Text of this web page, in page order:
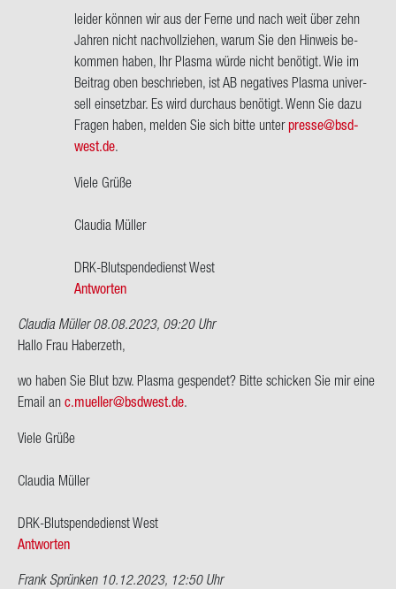
2000…
auf
Ich
hab
AB-​
negativ,
ich…
von
Hel­
Wen­
lei­der kön­nen wir aus der Ferne und nach weit über zehn
Jah­ren nicht nach­voll­zie­hen, warum Sie den Hin­weis be­
kom­men haben, Ihr Plas­ma würde nicht be­nö­tigt. Wie im
Bei­trag oben be­schrie­ben, ist AB ne­ga­ti­ves Plas­ma uni­ver­
sell ein­setz­bar. Es wird durch­aus be­nö­tigt. Wenn Sie dazu
Fra­gen haben, mel­den Sie sich bitte unterpres­se@bs­d­
west.de.
Viele Grüße
Clau­dia Mül­ler
DRK-​Blutspendedienst West
Antworten
Claudia Müller08.08.2023, 09:20 Uhr
Hallo Frau Ha­ber­zeth,
wo haben Sie Blut bzw. Plas­ma ge­spen­det? Bitte schi­cken Sie mir eine
Email an c.mu­el­ler@bs­d­west.de.
Viele Grüße
Clau­dia Mül­ler
DRK-​Blutspendedienst West
Antworten
Frank Sprünken10.12.2023, 12:50 Uhr